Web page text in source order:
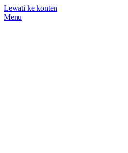
Lewati ke konten
Menu